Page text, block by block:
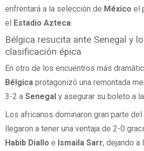
enfrentará a la selección de México el
el Estadio Azteca
Bélgica resucita ante Senegal y
clasificación épica
En otro de los encuentros más
Bélgica protagonizó una remontada
3-2 a Senegal y asegurar su boleto a
Los africanos dominaron gran parte
llegaron a tener una ventaja de 2-0
Habib Diallo e Ismaila Sarr, dejando a